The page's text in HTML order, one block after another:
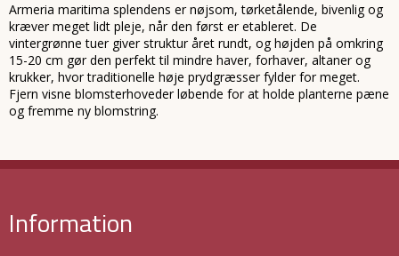
Armeria maritima splendens er nøjsom, tørketålende, bivenlig og
kræver meget lidt pleje, når den først er etableret. De
vintergrønne tuer giver struktur året rundt, og højden på omkring
15-20 cm gør den perfekt til mindre haver, forhaver, altaner og
krukker, hvor traditionelle høje prydgræsser fylder for meget.
Fjern visne blomsterhoveder løbende for at holde planterne pæne
og fremme ny blomstring.
Information